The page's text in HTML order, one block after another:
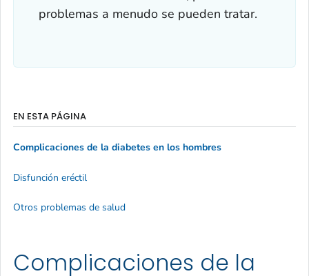
problemas a menudo se pueden tratar.
Complicaciones de la
EN ESTA PÁGINA
Complicaciones de la diabetes en los hombres
Disfunción eréctil
Otros problemas de salud